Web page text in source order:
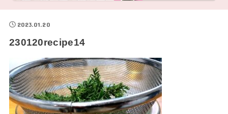
2023.01.20
230120recipe14